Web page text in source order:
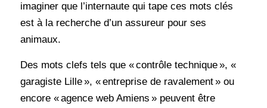
imaginer que l’internaute qui tape ces mots clés
est à la recherche d’un assureur pour ses
animaux.
Des mots clefs tels que « contrôle technique », «
garagiste Lille », « entreprise de ravalement » ou
encore « agence web Amiens » peuvent être